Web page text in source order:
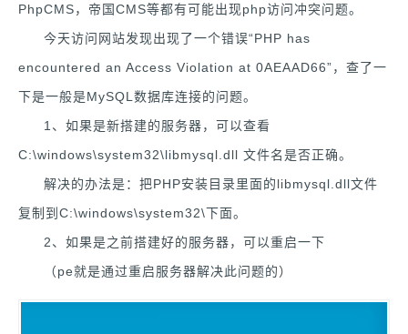
PhpCMS，帝国CMS等都有可能出现php访问冲突问题。
今天访问网站发现出现了一个错误“PHP has
encountered an Access Violation at 0AEAAD66”，查了一
下是一般是MySQL数据库连接的问题。
1、如果是新搭建的服务器，可以查看
C:\windows\system32\libmysql.dll 文件名是否正确。
解决的办法是：把PHP安装目录里面的libmysql.dll文件
复制到C:\windows\system32\下面。
2、如果是之前搭建好的服务器，可以重启一下
（pe就是通过重启服务器解决此问题的）